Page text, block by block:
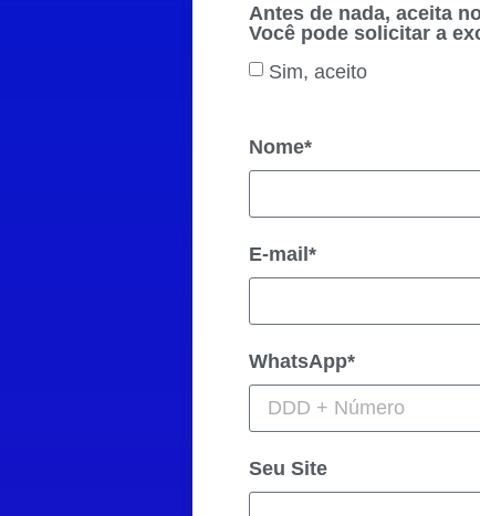
Antes de nada, aceita
Você pode solicitar a
Sim, aceito
Nome*
E-mail*
WhatsApp*
Seu Site